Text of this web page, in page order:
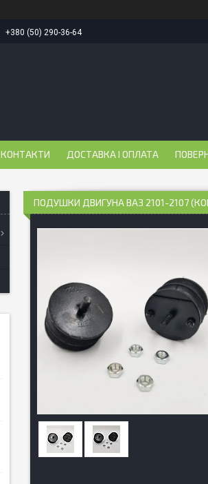
+380 (50) 290-36-64
КОНТАКТИ ДОСТАВКА І ОПЛАТА
ПОДУШКИ ДВИГУНА ВАЗ 2101-2107